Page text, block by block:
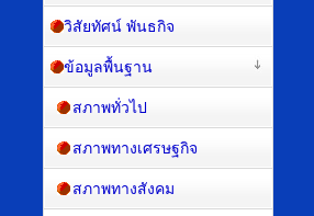
วิสัยทัศน์ พันธกิจ
ข้อมูลพื้นฐาน
สภาพทั่วไป
สภาพทางเศรษฐกิจ
สภาพทางสังคม